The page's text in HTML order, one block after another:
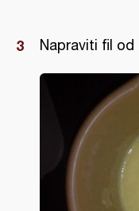
Napraviti fil